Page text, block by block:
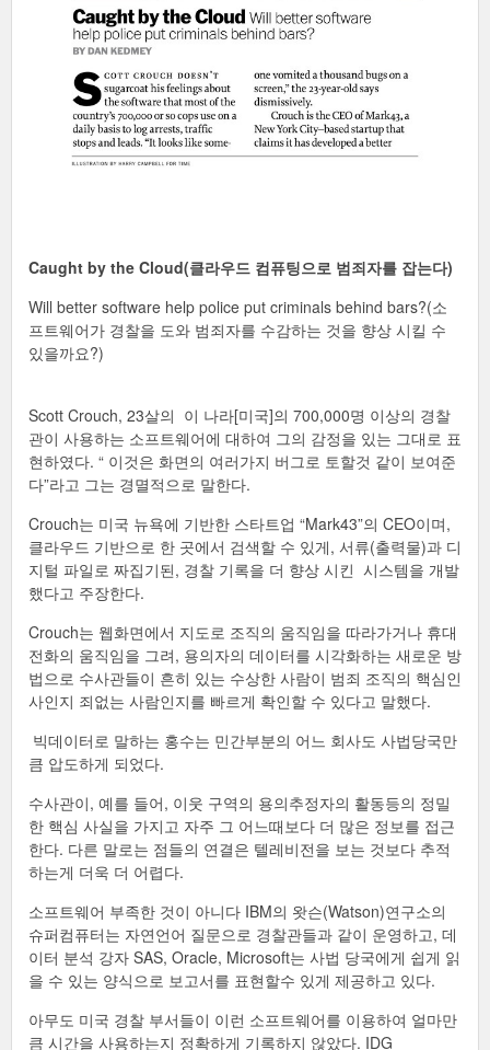
Caught by the Cloud(클라우드 컴퓨팅으로 범죄자를 잡는다)
Will better software help police put criminals behind bars?(소
프트웨어가 경찰을 도와 범죄자를 수감하는 것을 향상 시킬 수
있을까요?)
Scott Crouch, 23살의 이 나라[미국]의 700,000명 이상의 경찰
관이 사용하는 소프트웨어에 대하여 그의 감정을 있는 그대로 표
현하였다. “ 이것은 화면의 여러가지 버그로 토할것 같이 보여준
다”라고 그는 경멸적으로 말한다.
Crouch는 미국 뉴욕에 기반한 스타트업 “Mark43”의 CEO이며,
클라우드 기반으로 한 곳에서 검색할 수 있게, 서류(출력물)과 디
지털 파일로 짜집기된, 경찰 기록을 더 향상 시킨 시스템을 개발
했다고 주장한다.
Crouch는 웹화면에서 지도로 조직의 움직임을 따라가거나 휴대
전화의 움직임을 그려, 용의자의 데이터를 시각화하는 새로운 방
법으로 수사관들이 흔히 있는 수상한 사람이 범죄 조직의 핵심인
사인지 죄없는 사람인지를 빠르게 확인할 수 있다고 말했다.
빅데이터로 말하는 홍수는 민간부분의 어느 회사도 사법당국만
큼 압도하게 되었다.
수사관이, 예를 들어, 이웃 구역의 용의추정자의 활동등의 정밀
한 핵심 사실을 가지고 자주 그 어느때보다 더 많은 정보를 접근
한다. 다른 말로는 점들의 연결은 텔레비전을 보는 것보다 추적
하는게 더욱 더 어렵다.
소프트웨어 부족한 것이 아니다 IBM의 왓슨(Watson)연구소의
슈퍼컴퓨터는 자연언어 질문으로 경찰관들과 같이 운영하고, 데
이터 분석 강자 SAS, Oracle, Microsoft는 사법 당국에게 쉽게 읽
을 수 있는 양식으로 보고서를 표현할수 있게 제공하고 있다.
아무도 미국 경찰 부서들이 이런 소프트웨어를 이용하여 얼마만
큼 시간을 사용하는지 정확하게 기록하지 않았다. IDG